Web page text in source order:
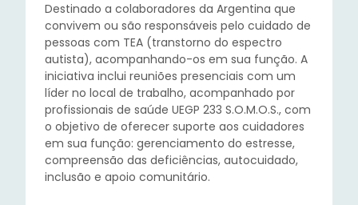
Destinado a colaboradores da Argentina que
convivem ou são responsáveis pelo cuidado de
pessoas com TEA (transtorno do espectro
autista), acompanhando-os em sua função. A
iniciativa inclui reuniões presenciais com um
líder no local de trabalho, acompanhado por
profissionais de saúde UEGP 233 S.O.M.O.S., com
o objetivo de oferecer suporte aos cuidadores
em sua função: gerenciamento do estresse,
compreensão das deficiências, autocuidado,
inclusão e apoio comunitário.